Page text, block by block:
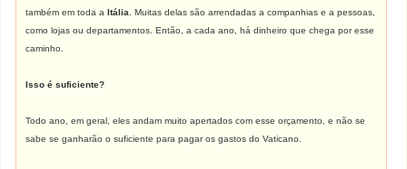
também em toda aItália
. Muitas delas são arrendadas a companhias e a pessoas,
como lojas ou departamentos. Então, a cada ano, há dinheiro que chega por esse
caminho.
Isso é suficiente?
Todo ano, em geral, eles andam muito apertados com esse orçamento, e não se
sabe se ganharão o suficiente para pagar os gastos do Vaticano.